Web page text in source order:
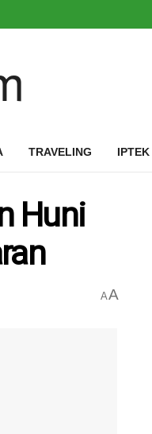
TRAVELING IPTEK
Huni
AA